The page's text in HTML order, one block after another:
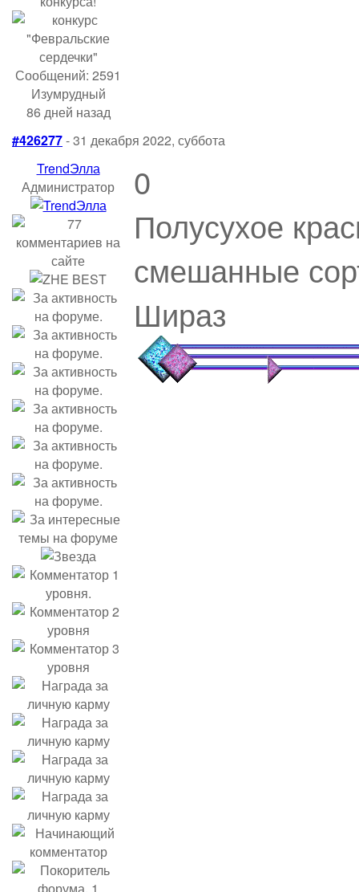
Сообщений: 2591
Изумрудный
86 дней назад
#426277- 31 декабря 2022, суббота
TrendЭлла
Администратор
0
Полусухое
смешанные
Шираз